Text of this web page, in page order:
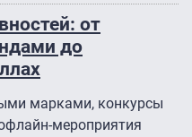
от
до
марками, конкурсы
мероприятия